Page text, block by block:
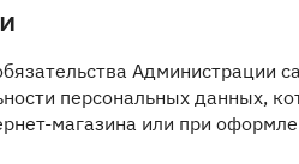
Администрации
персональных данных,
магазина или при